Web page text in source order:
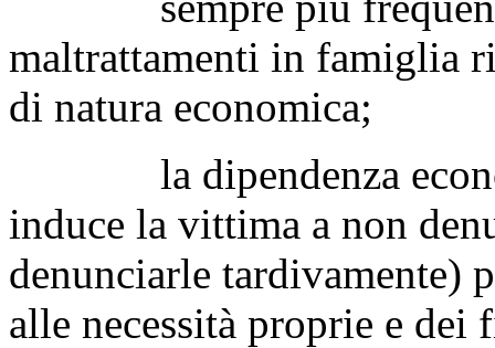
maltrattamenti in famiglia
di natura economica;
la dipendenza
induce la vittima a non
denunciarle tardivamente)
alle necessità proprie e dei